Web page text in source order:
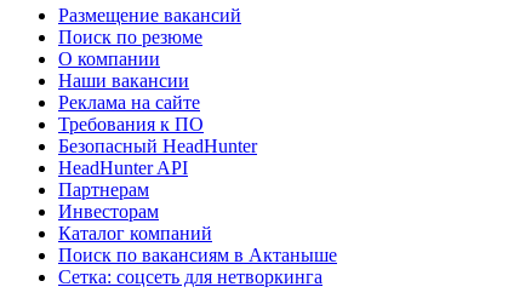
Размещение вакансий
Поиск по резюме
О компании
Наши вакансии
Реклама на сайте
Требования к ПО
Безопасный HeadHunter
HeadHunter API
Партнерам
Инвесторам
Каталог компаний
Поиск по вакансиям в Актаныше
Сетка: соцсеть для нетворкинга